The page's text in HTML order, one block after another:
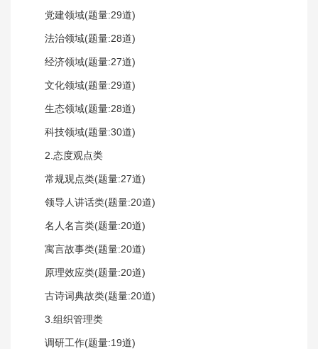
党建领域(题量:29道)
法治领域(题量:28道)
经济领域(题量:27道)
文化领域(题量:29道)
生态领域(题量:28道)
科技领域(题量:30道)
2.态度观点类
常规观点类(题量:27道)
领导人讲话类(题量:20道)
名人名言类(题量:20道)
寓言故事类(题量:20道)
原理效应类(题量:20道)
古诗词典故类(题量:20道)
3.组织管理类
调研工作(题量:19道)